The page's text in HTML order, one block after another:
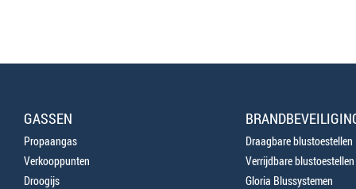
GASSEN
Propaangas
Verkooppunten
Droogijs
Draagbare blustoestellen
Verrijdbare blustoestellen
Gloria Blussystemen